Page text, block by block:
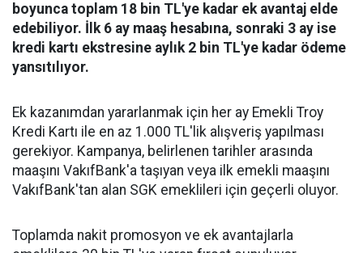
boyunca toplam 18 bin TL'ye kadar ek avantaj elde
edebiliyor. İlk 6 ay maaş hesabına, sonraki 3 ay ise
kredi kartı ekstresine aylık 2 bin TL'ye kadar ödeme
yansıtılıyor.
Ek kazanımdan yararlanmak için her ay Emekli Troy
Kredi Kartı ile en az 1.000 TL'lik alışveriş yapılması
gerekiyor. Kampanya, belirlenen tarihler arasında
maaşını VakıfBank'a taşıyan veya ilk emekli maaşını
VakıfBank'tan alan SGK emeklileri için geçerli oluyor.
Toplamda nakit promosyon ve ek avantajlarla